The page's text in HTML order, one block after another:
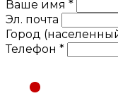
Ваше имя *
Эл. почта
Город
Телефон *